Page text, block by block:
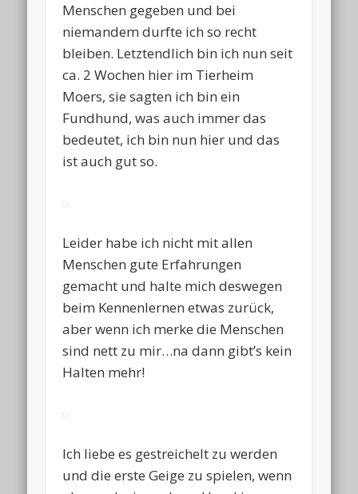
Menschen gegeben und bei
niemandem durfte ich so recht
bleiben. Letztendlich bin ich nun seit
ca. 2 Wochen hier im Tierheim
Moers, sie sagten ich bin ein
Fundhund, was auch immer das
bedeutet, ich bin nun hier und das
ist auch gut so.
Leider habe ich nicht mit allen
Menschen gute Erfahrungen
gemacht und halte mich deswegen
beim Kennenlernen etwas zurück,
aber wenn ich merke die Menschen
sind nett zu mir…na dann gibt’s kein
Halten mehr!
Ich liebe es gestreichelt zu werden
und die erste Geige zu spielen, wenn